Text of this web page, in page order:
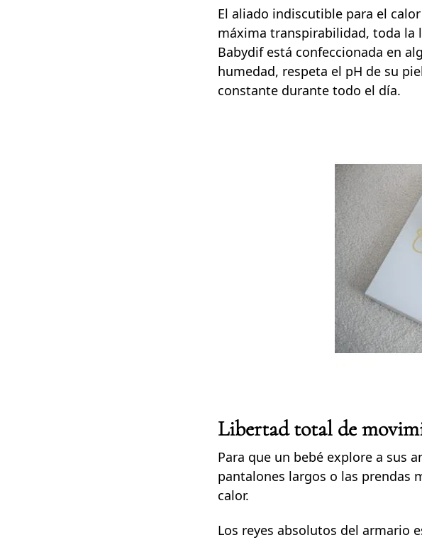
El aliado indiscutible para el
máxima transpirabilidad, toda la
Babydif está confeccionada en
humedad, respeta el pH de su
constante durante todo el día.
Libertad total de
Para que un bebé explore a sus
pantalones largos o las prendas
calor.
Los reyes absolutos del armario